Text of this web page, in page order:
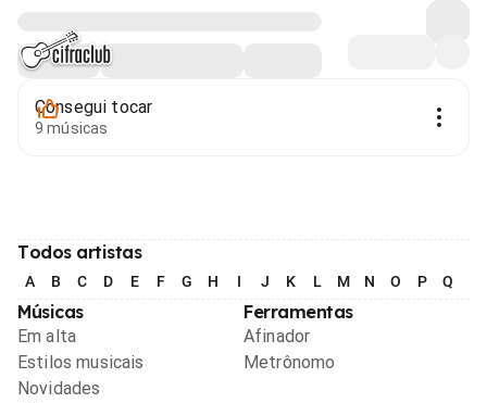
Consegui tocar
9 músicas
Todos artistas
A B C D E F G H I J K L M N O P Q
Músicas
Em alta
Estilos musicais
Novidades
Ferramentas
Afinador
Metrônomo